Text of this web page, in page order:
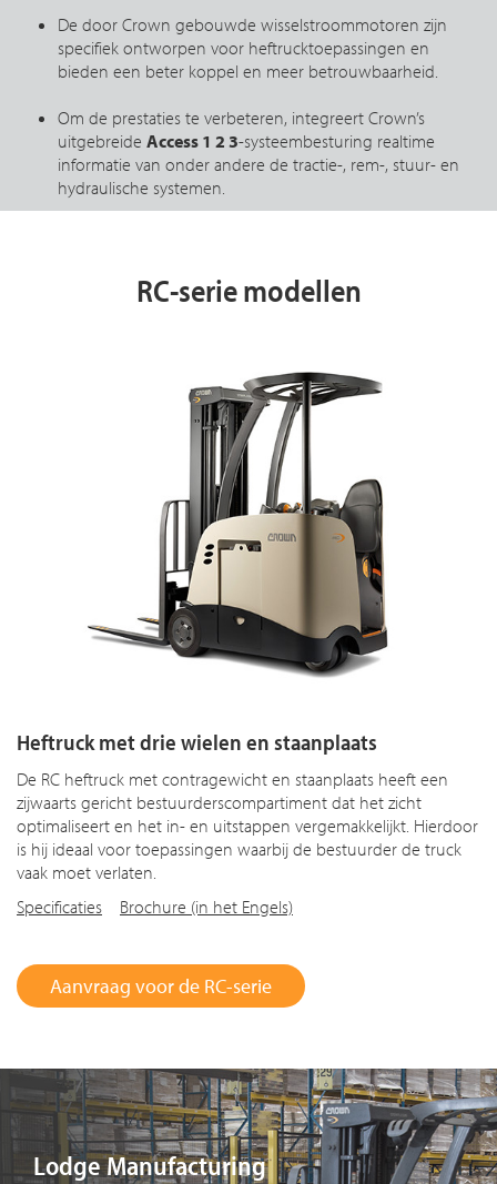
De door Crown gebouwde wisselstroommotoren zijn
specifiek ontworpen voor heftrucktoepassingen en
bieden een beter koppel en meer betrouwbaarheid.
Om de prestaties te verbeteren, integreert Crown’s
uitgebreide Access 1 2 3-systeembesturing realtime
informatie van onder andere de tractie-, rem-, stuur- en
hydraulische systemen.
RC-serie modellen
Heftruck met drie wielen en staanplaats
De RC heftruck met contragewicht en staanplaats heeft een
zijwaarts gericht bestuurderscompartiment dat het zicht
optimaliseert en het in- en uitstappen vergemakkelijkt. Hierdoor
is hij ideaal voor toepassingen waarbij de bestuurder de truck
vaak moet verlaten.
Specificaties
Brochure (in het Engels)
Aanvraag voor de RC-serie
Lodge Manufacturing